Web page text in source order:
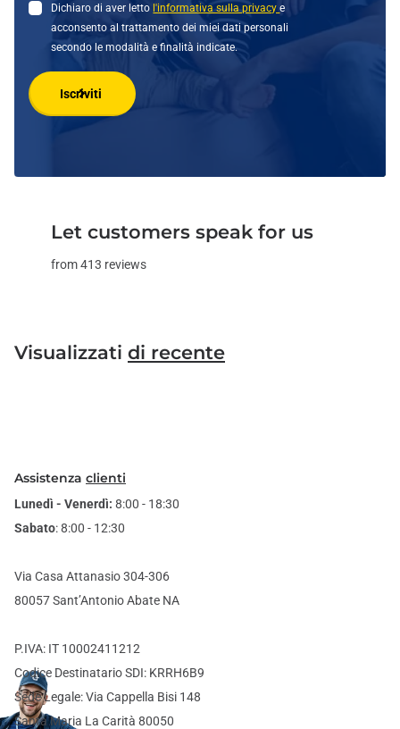
Dichiaro di aver letto l'informativa sulla privacye
acconsento al trattamento dei miei dati personali
secondo le modalità e finalità indicate.
Iscriviti
Let customers speak for us
from 413 reviews
Visualizzati di recente
Assistenza clienti
Lunedì - Venerdì: 8:00 - 18:30
Sabato: 8:00 - 12:30
Via Casa Attanasio 304-306
80057 Sant’Antonio Abate NA
P.IVA: IT 10002411212
Codice Destinatario SDI: KRRH6B9
Sede Legale: Via Cappella Bisi 148
Santa Maria La Carità 80050